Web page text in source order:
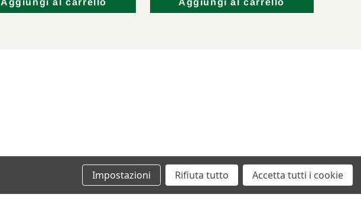
Aggiungi al carrello Aggiungi al carrello
Impostazioni Rifiuta tutto Accetta tutti i cookie